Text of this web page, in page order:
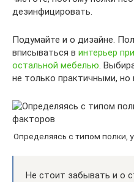
дезинфицировать.
Подумайте и о дизайне.
вписываться в интерьер
остальной мебелью.
не только практичными, но
Определяясь с типом полки,
Не стоит забывать и о